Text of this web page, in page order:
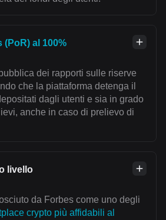
(PoR) al 100%
dei rapporti sulle riserve
che la piattaforma detenga il
dagli utenti e sia in grado
anche in caso di prelievo di
livello
da Forbes come uno degli
crypto più affidabili al